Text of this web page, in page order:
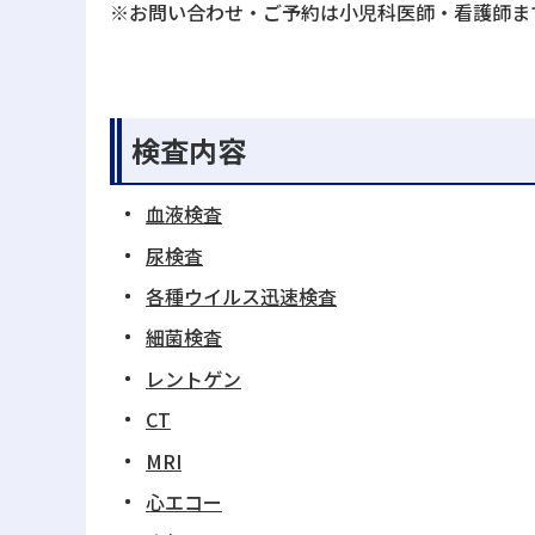
※お問い合わせ・ご予約は小児科医師・看護師ま
検査内容
血液検査
尿検査
各種ウイルス迅速検査
細菌検査
レントゲン
CT
MRI
心エコー